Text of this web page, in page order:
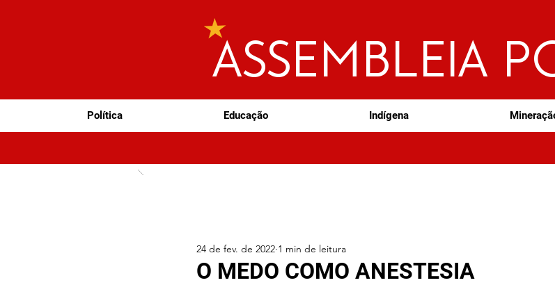
ASSEMBLEIA
Política Educação Indígena
O MEDO COMO ANESTESIA
24 de fev. de 2022 1 min de leitura